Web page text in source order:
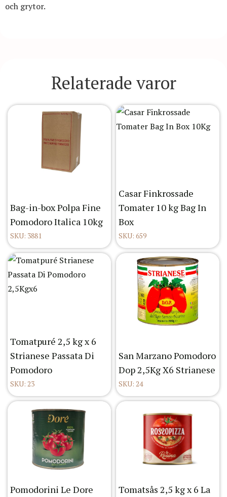
och grytor.
Relaterade varor
Bag-in-box Polpa Fine
Pomodoro Italica 10kg
SKU: 3881
Casar Finkrossade
Tomater 10 kg Bag In
Box
SKU: 659
Tomatpuré 2,5 kg x 6
Strianese Passata Di
Pomodoro
SKU: 23
San Marzano Pomodoro
Dop 2,5Kg X6 Strianese
SKU: 24
Pomodorini Le Dore
Tomatsås 2,5 kg x 6 La